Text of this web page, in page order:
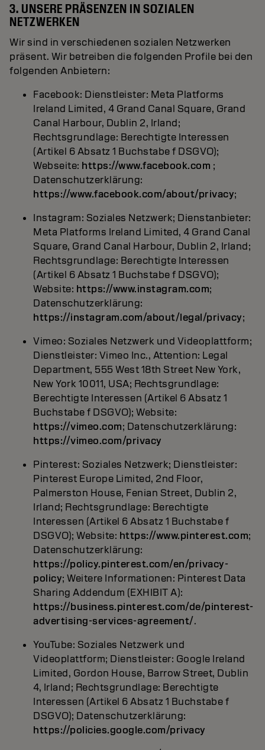
3. UNSERE PRÄSENZEN IN SOZIALEN
NETZWERKEN
Wir sind in verschiedenen sozialen Netzwerken
präsent. Wir betreiben die folgenden Profile bei den
folgenden Anbietern:
Facebook: Dienstleister: Meta Platforms
Ireland Limited, 4 Grand Canal Square, Grand
Canal Harbour, Dublin 2, Irland;
Rechtsgrundlage: Berechtigte Interessen
(Artikel 6 Absatz 1 Buchstabe f DSGVO);
Webseite: https://www.facebook.com ;
Datenschutzerklärung:
https://www.facebook.com/about/privacy;
Instagram: Soziales Netzwerk; Dienstanbieter:
Meta Platforms Ireland Limited, 4 Grand Canal
Square, Grand Canal Harbour, Dublin 2, Irland;
Rechtsgrundlage: Berechtigte Interessen
(Artikel 6 Absatz 1 Buchstabe f DSGVO);
Website: https://www.instagram.com;
Datenschutzerklärung:
https://instagram.com/about/legal/privacy;
Vimeo: Soziales Netzwerk und Videoplattform;
Dienstleister: Vimeo Inc., Attention: Legal
Department, 555 West 18th Street New York,
New York 10011, USA; Rechtsgrundlage:
Berechtigte Interessen (Artikel 6 Absatz 1
Buchstabe f DSGVO); Website:
https://vimeo.com; Datenschutzerklärung:
https://vimeo.com/privacy
Pinterest: Soziales Netzwerk; Dienstleister:
Pinterest Europe Limited, 2nd Floor,
Palmerston House, Fenian Street, Dublin 2,
Irland; Rechtsgrundlage: Berechtigte
Interessen (Artikel 6 Absatz 1 Buchstabe f
DSGVO); Website: https://www.pinterest.com;
Datenschutzerklärung:
https://policy.pinterest.com/en/privacy-
policy; Weitere Informationen: Pinterest Data
Sharing Addendum (EXHIBIT A):
https://business.pinterest.com/de/pinterest-
advertising-services-agreement/.
YouTube: Soziales Netzwerk und
Videoplattform; Dienstleister: Google Ireland
Limited, Gordon House, Barrow Street, Dublin
4, Irland; Rechtsgrundlage: Berechtigte
Interessen (Artikel 6 Absatz 1 Buchstabe f
DSGVO); Datenschutzerklärung:
https://policies.google.com/privacy